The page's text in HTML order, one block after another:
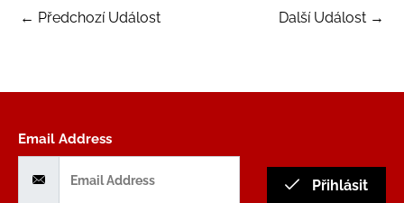
← Předchozí Událost Další Událost →
Email Address
Přihlásit